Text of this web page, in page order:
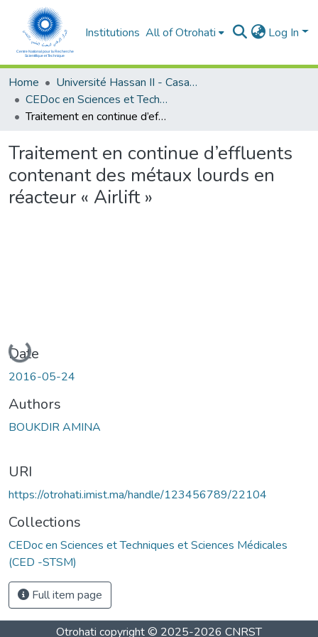
Institutions All of Otrohati Log In
Home
Université Hassan II - Casablanca
CEDoc en Sciences et Techniques et Sciences Médicales (CED -STSM)
Traitement en continue d’effluents contenant des métaux lourds en réacteur « Airlift »
Traitement en continue d’effluents
contenant des métaux lourds en
réacteur « Airlift »
Loading...
Date
2016-05-24
Authors
BOUKDIR AMINA
URI
https://otrohati.imist.ma/handle/123456789/22104
Collections
CEDoc en Sciences et Techniques et Sciences Médicales
(CED -STSM)
Full item page
Otrohati copyright © 2025-2026 CNRST